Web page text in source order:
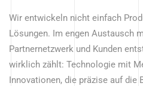
Wir entwickeln nicht einfach
Lösungen. Im engen Austausch
Partnernetzwerk und Kunden
wirklich zählt: Technologie mit
Innovationen, die präzise auf die